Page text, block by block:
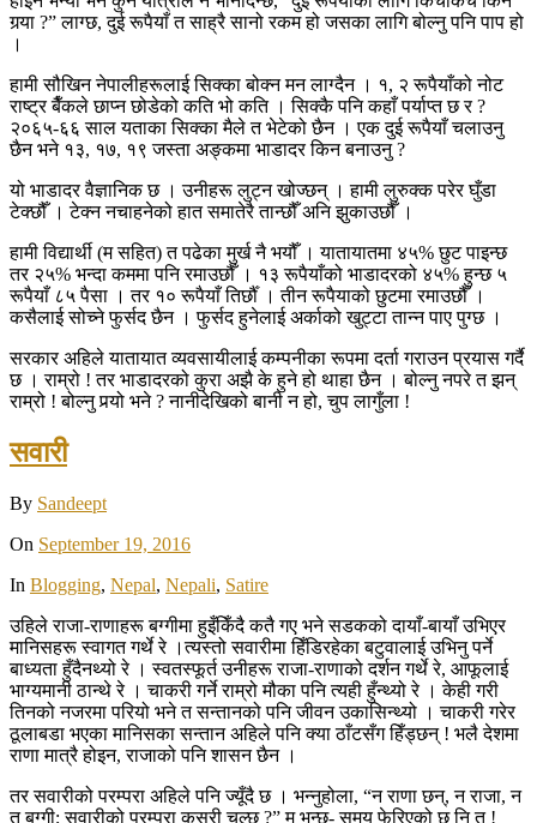
गर्‍या ?” लाग्छ, दुई रूपैयाँ त साह्रै सानो रकम हो जसका लागि बोल्नु पनि पाप हो
।
हामी सौखिन नेपालीहरूलाई सिक्का बोक्न मन लाग्दैन । १, २ रूपैयाँको नोट
राष्ट्र बैँकले छाप्न छोडेको कति भो कति । सिक्कै पनि कहाँ पर्याप्त छ र ?
२०६५-६६ साल यताका सिक्का मैले त भेटेको छैन । एक दुई रूपैयाँ चलाउनु
छैन भने १३, १७, १९ जस्ता अङ्कमा भाडादर किन बनाउनु ?
यो भाडादर वैज्ञानिक छ । उनीहरू लुट्न खोज्छन् । हामी लुरुक्क परेर घुँडा
टेक्छौँ । टेक्न नचाहनेको हात समातेरै तान्छौँ अनि झुकाउछौँ ।
हामी विद्यार्थी (म सहित) त पढेका मुर्ख नै भयौँ । यातायातमा ४५% छुट पाइन्छ
तर २५% भन्दा कममा पनि रमाउछौँ । १३ रूपैयाँको भाडादरको ४५% हुन्छ ५
रूपैयाँ ८५ पैसा । तर १० रूपैयाँ तिर्छौँ । तीन रूपैयाको छुटमा रमाउछौँ ।
कसैलाई सोच्ने फुर्सद छैन । फुर्सद हुनेलाई अर्काको खुट्टा तान्न पाए पुग्छ ।
सरकार अहिले यातायात व्यवसायीलाई कम्पनीका रूपमा दर्ता गराउन प्रयास गर्दै
छ । राम्रो ! तर भाडादरको कुरा अझै के हुने हो थाहा छैन । बोल्नु नपरे त झन्
राम्रो ! बोल्नु पर्‍यो भने ? नानीदेखिको बानी न हो, चुप लागुँला !
सवारी
By Sandeept
On September 19, 2016
In Blogging, Nepal, Nepali, Satire
उहिले राजा-राणाहरू बग्गीमा हुइँकिँदै कतै गए भने सडकको दायाँ-बायाँ उभिएर
मानिसहरू स्वागत गर्थे रे ।त्यस्तो सवारीमा हिँडिरहेका बटुवालाई उभिनु पर्ने
बाध्यता हुँदैनथ्यो रे । स्वतस्फूर्त उनीहरू राजा-राणाको दर्शन गर्थे रे, आफूलाई
भाग्यमानी ठान्थे रे । चाकरी गर्ने राम्रो मौका पनि त्यही हुँन्थ्यो रे । केही गरी
तिनको नजरमा परियो भने त सन्तानको पनि जीवन उकासिन्थ्यो । चाकरी गरेर
ठूलाबडा भएका मानिसका सन्तान अहिले पनि क्या ठाँटसँग हिँड्छन् ! भलै देशमा
राणा मात्रै होइन, राजाको पनि शासन छैन ।
तर सवारीको परम्परा अहिले पनि ज्यूँदै छ । भन्नुहोला, “न राणा छन्, न राजा, न
त बग्गी; सवारीको परम्परा कसरी चल्छ ?” म भन्छु- समय फेरिएको छ नि त !